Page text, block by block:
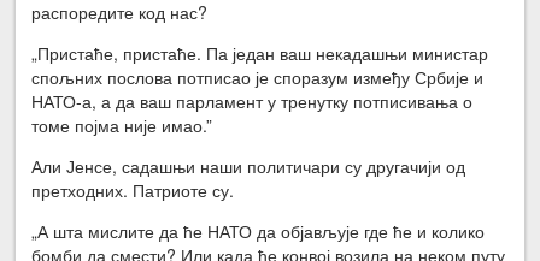
распоредите код нас?
„Пристаће, пристаће. Па један ваш некадашњи министар
спољних послова потписао је споразум између Србије и
НАТО-а, а да ваш парламент у тренутку потписивања о
томе појма није имао.”
Али Јенсе, садашњи наши политичари су другачији од
претходних. Патриоте су.
„А шта мислите да ће НАТО да објављује где ће и колико
бомби да смести? Или када ће конвој возила на неком путу